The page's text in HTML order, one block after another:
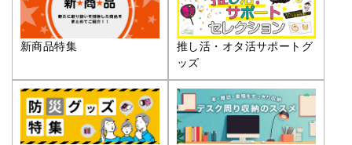
新商品特集
推し活・オタ活サポートグ
ッズ